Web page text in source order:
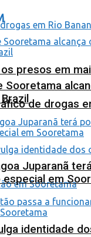
presos em
de drogas
identidade
Sooretama
Juparanã
especial em